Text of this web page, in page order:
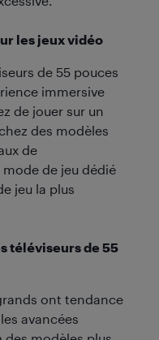
les jeux vidéo
de 55 pouces
immersive
de jouer sur un
des modèles
de
de jeu dédié
jeu la plus
téléviseurs de 55
ont tendance
avancées